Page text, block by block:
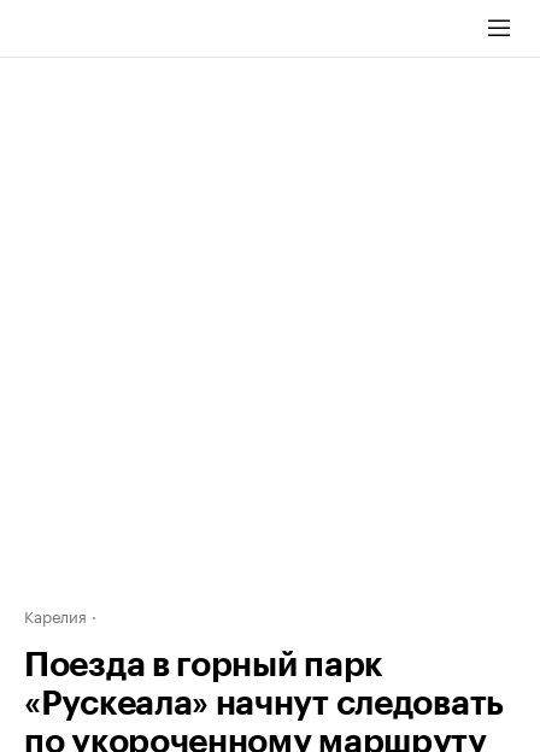
Карелия
Поезда в горный парк
«Рускеала» начнут следовать
по укороченному маршруту